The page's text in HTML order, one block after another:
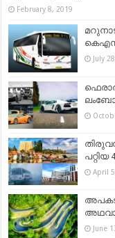
February 8, 2019
July
April
June